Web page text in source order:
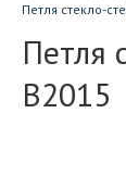
Петля стекло-
Петля
B2015